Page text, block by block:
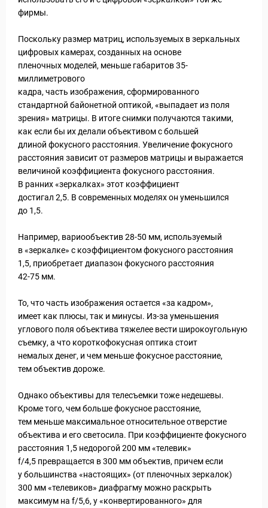
Дахаб
фирмы.
Поскольку размер матриц, используемых в зеркальных
цифровых камерах, созданных на основе
пленочных моделей, меньше габаритов 35-
миллиметрового
кадра, часть изображения, сформированного
стандартной байонетной оптикой, «выпадает из поля
зрения» матрицы. В итоге снимки получаются такими,
как если бы их делали объективом с большей
длиной фокусного расстояния. Увеличение фокусного
расстояния зависит от размеров матрицы и выражается
величиной коэффициента фокусного расстояния.
В ранних «зеркалках» этот коэффициент
достигал 2,5. В современных моделях он уменьшился
до 1,5.
Например, вариообъектив 28-50 мм, используемый
в «зеркалке» с коэффициентом фокусного расстояния
1,5, приобретает диапазон фокусного расстояния
42-75 мм.
То, что часть изображения остается «за кадром»,
имеет как плюсы, так и минусы. Из-за уменьшения
углового поля объектива тяжелее вести широкоугольную
съемку, а что короткофокусная оптика стоит
немалых денег, и чем меньше фокусное расстояние,
тем объектив дороже.
Однако объективы для телесъемки тоже недешевы.
Кроме того, чем больше фокусное расстояние,
тем меньше максимальное относительное отверстие
объектива и его светосила. При коэффициенте фокусного
расстояния 1,5 недорогой 200 мм «телевик»
f/4,5 превращается в 300 мм объектив, причем если
у большинства «настоящих» (от пленочных зеркалок)
300 мм «телевиков» диафрагму можно раскрыть
максимум на f/5,6, у «конвертированного» для